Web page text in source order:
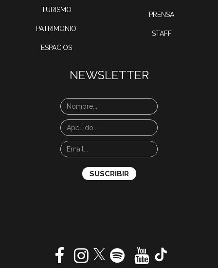
TURISMO
PATRIMONIO
ESPACIOS
PRENSA
STAFF
NEWSLETTER